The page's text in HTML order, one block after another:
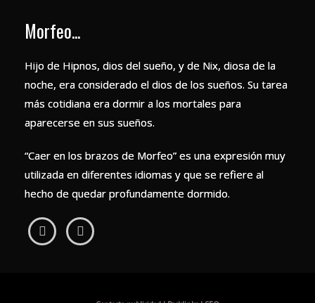
Morfeo...
Hijo de Hipnos, dios del sueño, y de Nix, diosa de la
noche, era considerado el dios de los sueños. Su tarea
más cotidiana era dormir a los mortales para
aparecerse en sus sueños.
“Caer en los brazos de Morfeo” es una expresión muy
utilizada en diferentes idiomas y que se refiere al
hecho de quedar profundamente dormido.